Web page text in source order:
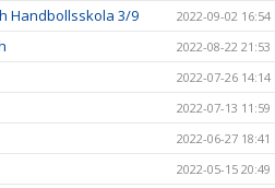
Handbollsskola 3/9 2022-09-02 16:54
2022-08-22 21:53
2022-07-26 14:14
2022-07-13 11:59
2022-06-27 18:41
2022-05-15 20:49